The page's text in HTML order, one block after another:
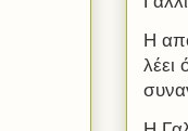
Η
λέει